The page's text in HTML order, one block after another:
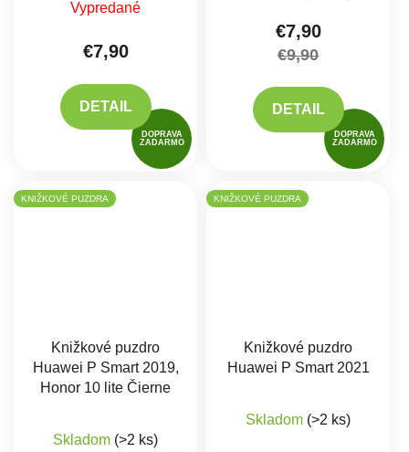
DOPRAVA
ZADARMO
Vypredané
€7,90
DETAIL
DOPRAVA
ZADARMO
€7,90
€9,90
DETAIL
KNIŽKOVÉ PUZDRA
Knižkové puzdro
Huawei P Smart 2019,
Honor 10 lite Čierne
Priemerné hodnotenie produktu je 5,0 z 5
Skladom (>2 ks)
KNIŽKOVÉ PUZDRA
Knižkové puzdro
Huawei P Smart 2021
Skladom (>2 ks)